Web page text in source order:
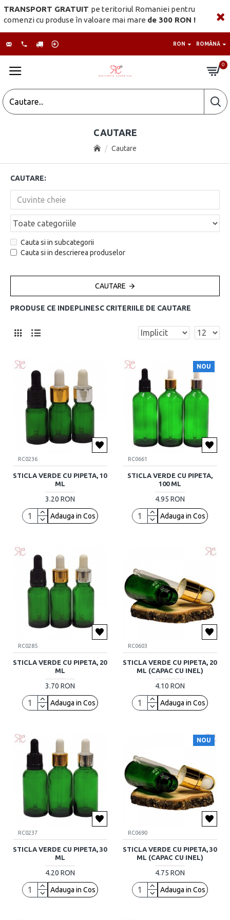
TRANSPORT GRATUIT pe teritoriul Romaniei pentru
comenzi cu produse în valoare mai mare de 300 RON !
RON ROMÂNĂ
0
Cautare
CAUTARE
CAUTARE:
Cauta si in subcategorii
Cauta si in descrierea produselor
CAUTARE
PRODUSE CE INDEPLINESC CRITERIILE DE CAUTARE
RC0236
STICLA VERDE CU PIPETA, 10
ML
3.20 RON
Adauga in Cos
NOU
RC0661
STICLA VERDE CU PIPETA,
100 ML
4.95 RON
Adauga in Cos
RC0285
STICLA VERDE CU PIPETA, 20
ML
3.70 RON
Adauga in Cos
RC0603
STICLA VERDE CU PIPETA, 20
ML (CAPAC CU INEL)
4.10 RON
Adauga in Cos
RC0237
STICLA VERDE CU PIPETA, 30
ML
4.20 RON
Adauga in Cos
NOU
RC0690
STICLA VERDE CU PIPETA, 30
ML (CAPAC CU INEL)
4.75 RON
Adauga in Cos